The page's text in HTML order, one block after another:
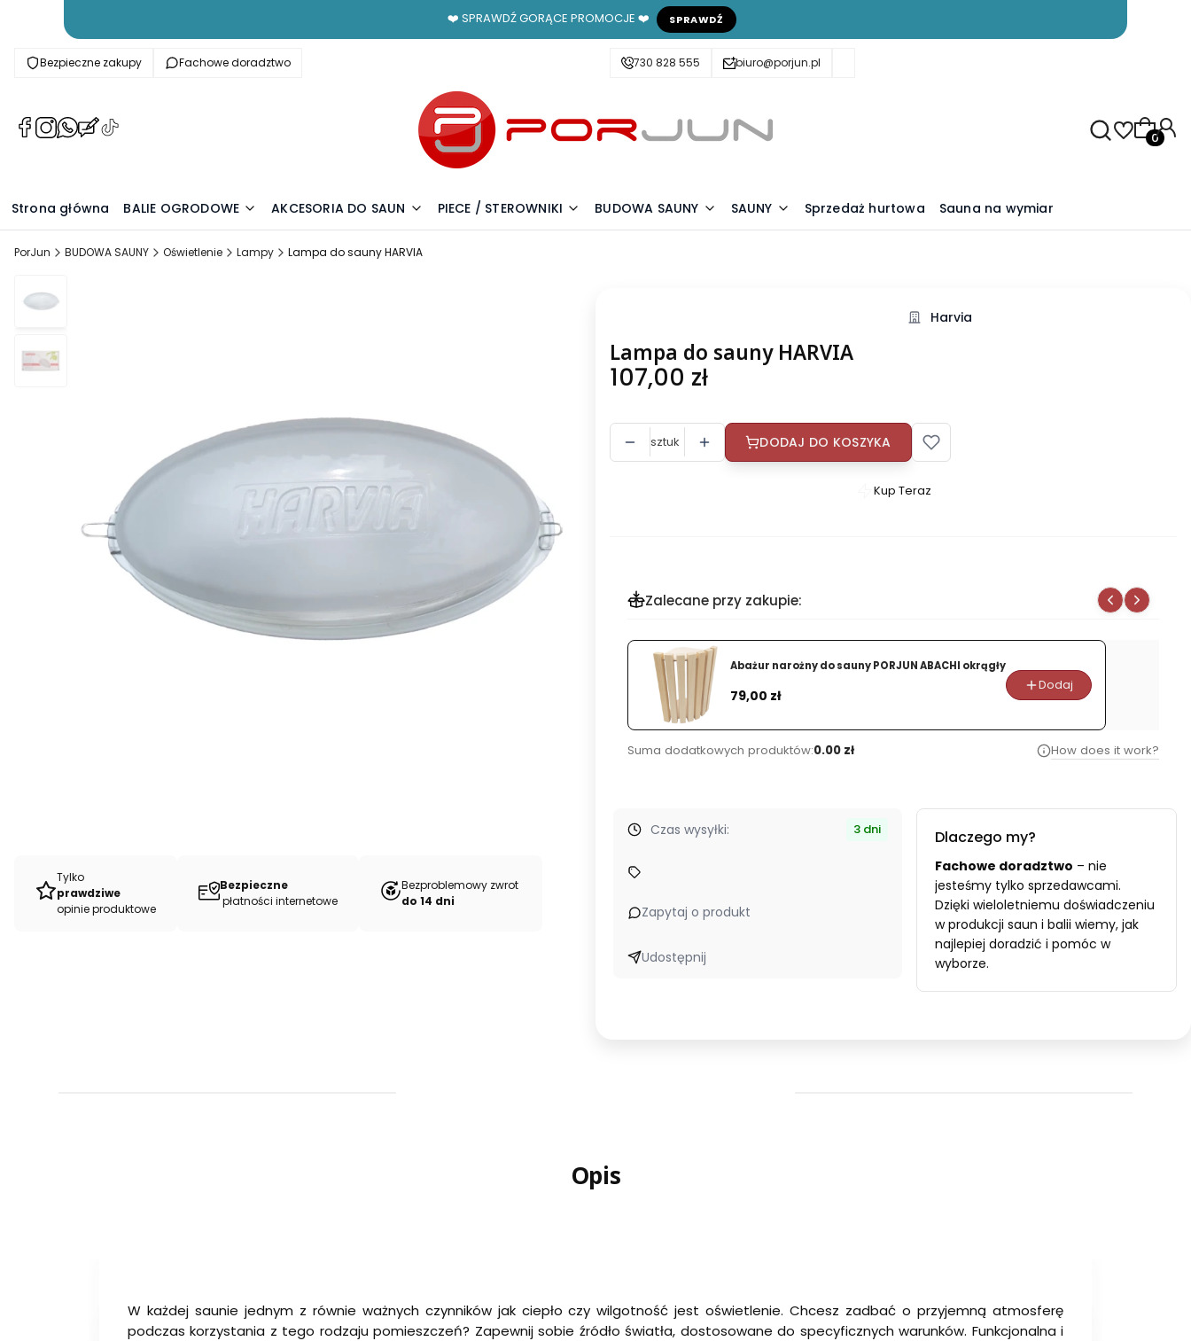
❤️ SPRAWDŹ GORĄCE PROMOCJE ❤️ SPRAWDŹ
Bezpieczne zakupy Fachowe doradztwo 730 828 555 biuro@porjun.pl
(Otwiera
karcie)
(Otwiera
karcie)
(Otwiera
karcie)
(Otwiera
karcie)karcie)
Strona główna BALIE OGRODOWE AKCESORIA DO SAUN PIECE / STEROWNIKI BUDOWA SAUNY SAUNY Sprzedaż hurtowa Sauna na wymiar
PorJun BUDOWA SAUNY Oświetlenie Lampy Lampa do sauny HARVIA
Tylko
prawdziwe
opinie produktowe
Bezpieczne
płatności internetowe
Bezproblemowy zwrot
do 14 dni
Harvia
Lampa do sauny HARVIA
Cena
107,00 zł
sztuk DODAJ DO KOSZYKA
Szybki
Kup Teraz
Zalecane przy zakupie:
Abażur narożny do sauny PORJUN ABACHI okrągły
Cena
79,00 zł
Dodaj
Suma dodatkowych produktów:0.00 zł How does it work?
Czas wysyłki: 3 dni
Zapytaj o produkt
Udostępnij
Dlaczego my?
Fachowe doradztwo – nie
jesteśmy tylko sprzedawcami.
Dzięki wieloletniemu doświadczeniu
w produkcji saun i balii wiemy, jak
najlepiej doradzić i pomóc w
wyborze.
Opis
W każdej saunie jednym z równie ważnych czynników jak ciepło czy wilgotność jest oświetlenie. Chcesz zadbać o przyjemną atmosferę
podczas korzystania z tego rodzaju pomieszczeń? Zapewnij sobie źródło światła, dostosowane do specyficznych warunków. Funkcjonalna i